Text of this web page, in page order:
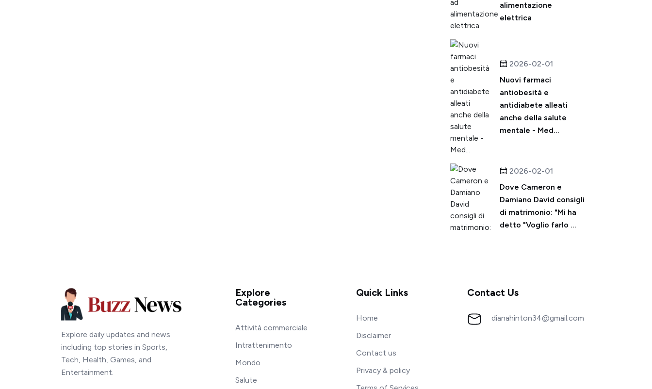
alimentazione
elettrica
2026-02-01
Nuovi farmaci
antiobesità e
antidiabete alleati
anche della salute
mentale - Med...
2026-02-01
Dove Cameron e
Damiano David consigli
di matrimonio: "Mi ha
detto "Voglio farlo ...
Explore daily updates and news
including top stories in Sports,
Tech, Health, Games, and
Entertainment.
Explore
Categories
Attività commerciale
Intrattenimento
Mondo
Salute
Quick Links
Home
Disclaimer
Contact us
Privacy & policy
Contact Us
dianahinton34@gmail.com